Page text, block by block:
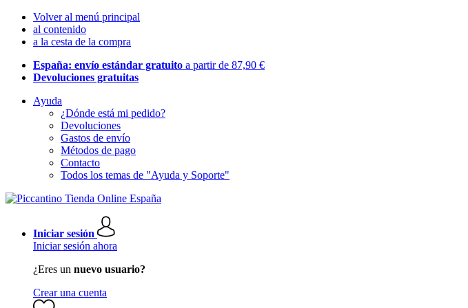
Volver al menú principal
al contenido
a la cesta de la compra
España: envío estándar gratuito a partir de 87,90 €
Devoluciones gratuitas
Ayuda
¿Dónde está mi pedido?
Devoluciones
Gastos de envío
Métodos de pago
Contacto
Todos los temas de "Ayuda y Soporte"
Iniciar sesión
Iniciar sesión ahora
¿Eres un nuevo usuario?
Crear una cuenta